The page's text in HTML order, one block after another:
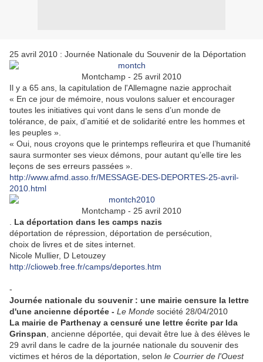
25 avril 2010 : Journée Nationale du Souvenir de la Déportation
Montchamp - 25 avril 2010
Il y a 65 ans, la capitulation de l'Allemagne nazie approchait
« En ce jour de mémoire, nous voulons saluer et encourager
toutes les initiatives qui vont dans le sens d’un monde de
tolérance, de paix, d’amitié et de solidarité entre les hommes et
les peuples ».
« Oui, nous croyons que le printemps refleurira et que l’humanité
saura surmonter ses vieux démons, pour autant qu’elle tire les
leçons de ses erreurs passées ».
http://www.afmd.asso.fr/MESSAGE-DES-DEPORTES-25-avril-
2010.html
Montchamp - 25 avril 2010
La déportation dans les camps nazis
déportation de répression, déportation de persécution,
choix de livres et de sites internet.
Nicole Mullier, D Letouzey
http://clioweb.free.fr/camps/deportes.htm
-
Journée nationale du souvenir : une mairie censure la lettre
d'une ancienne déportée - Le Monde société 28/04/2010
La mairie de Parthenay a censuré une lettre écrite par Ida
Grinspan , ancienne déportée, qui devait être lue à des élèves le
29 avril dans le cadre de la journée nationale du souvenir des
victimes et héros de la déportation, selon le Courrier de l'Ouest